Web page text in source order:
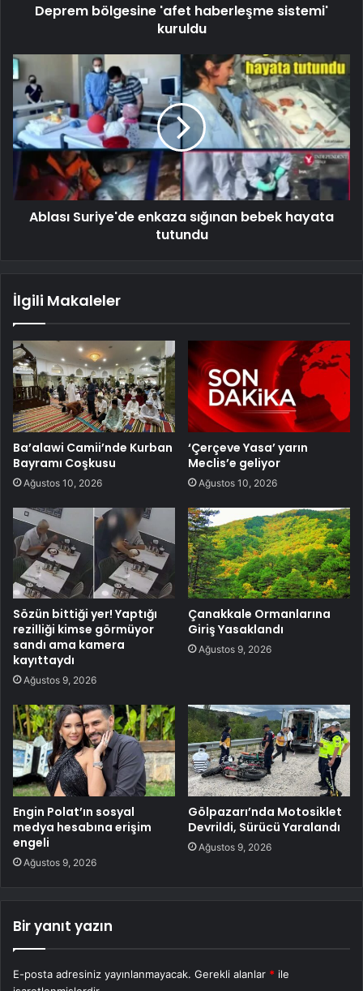
Deprem bölgesine 'afet haberleşme sistemi'
kuruldu
Ablası Suriye'de enkaza sığınan bebek hayata
tutundu
İlgili Makaleler
Ba’alawi Camii’nde Kurban
Bayramı Coşkusu
Ağustos 10, 2026
‘Çerçeve Yasa’ yarın
Meclis’e geliyor
Ağustos 10, 2026
Sözün bittiği yer! Yaptığı
rezilliği kimse görmüyor
sandı ama kamera
kayıttaydı
Ağustos 9, 2026
Çanakkale Ormanlarına
Giriş Yasaklandı
Ağustos 9, 2026
Engin Polat’ın sosyal
medya hesabına erişim
engeli
Ağustos 9, 2026
Gölpazarı’nda Motosiklet
Devrildi, Sürücü Yaralandı
Ağustos 9, 2026
Bir yanıt yazın
E-posta adresiniz yayınlanmayacak. Gerekli alanlar * ile